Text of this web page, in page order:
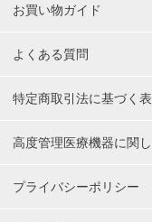
お買い物ガイド
よくある質問
特定商取引法に基づく
高度管理医療機器に関
プライバシーポリシー